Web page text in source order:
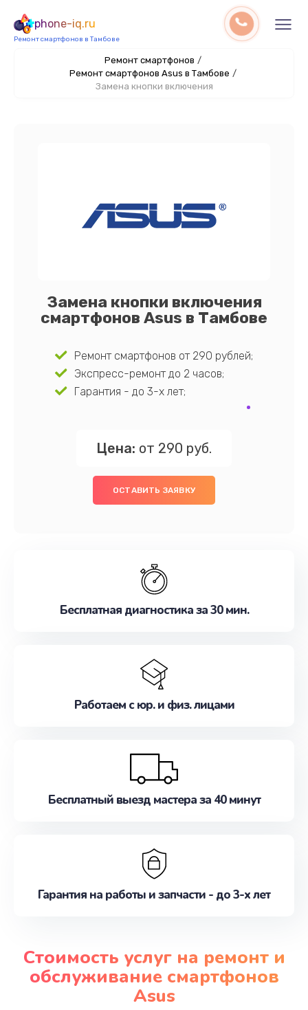
phone-iq.ru
Ремонт смартфонов в Тамбове
Ремонт смартфонов /
Ремонт смартфонов Asus в Тамбове /
Замена кнопки включения
Замена кнопки включения
смартфонов Asus в Тамбове
Ремонт смартфонов от 290 рублей;
Экспресс-ремонт до 2 часов;
Гарантия - до 3-х лет;
Цена: от 290 руб.
ОСТАВИТЬ ЗАЯВКУ
Бесплатная диагностика за 30 мин.
Работаем с юр. и физ. лицами
Бесплатный выезд мастера за 40 минут
Гарантия на работы и запчасти - до 3-х лет
Стоимость услуг на ремонт и
обслуживание смартфонов
Asus